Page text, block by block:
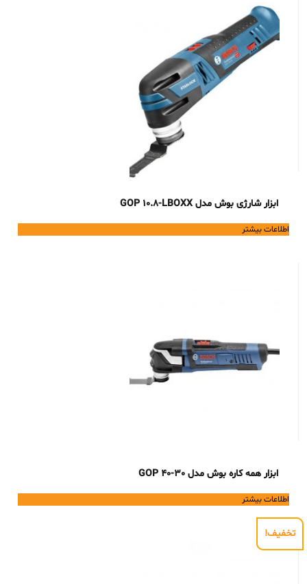
ابزار شارژی بوش مدل GOP 10.8-LBOXX
اطلاعات بیشتر
ابزار همه کاره بوش مدل GOP 40-30
اطلاعات بیشتر
تخفیف!